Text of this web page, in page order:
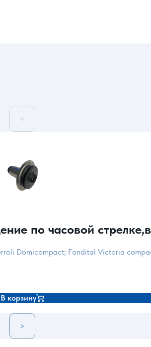
<
по часовой
Domicompact; Fondital Victoria
В корзину
>